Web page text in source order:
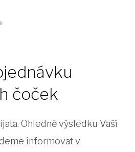
čoček
Ohledně výsledku Vaší
informovat v